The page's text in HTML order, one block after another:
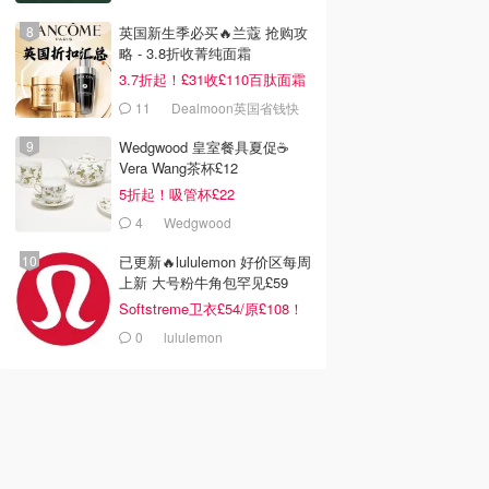
英国新生季必买🔥兰蔻 抢购攻
略 - 3.8折收菁纯面霜
3.7折起！£31收£110百肽面霜
套装
11
Dealmoon英国省钱快
Wedgwood 皇室餐具夏促☕️
Vera Wang茶杯£12
5折起！吸管杯£22
4 Wedgwood
已更新🔥lululemon 好价区每周
上新 大号粉牛角包罕见£59
Softstreme卫衣£54/原£108！
0 lululemon